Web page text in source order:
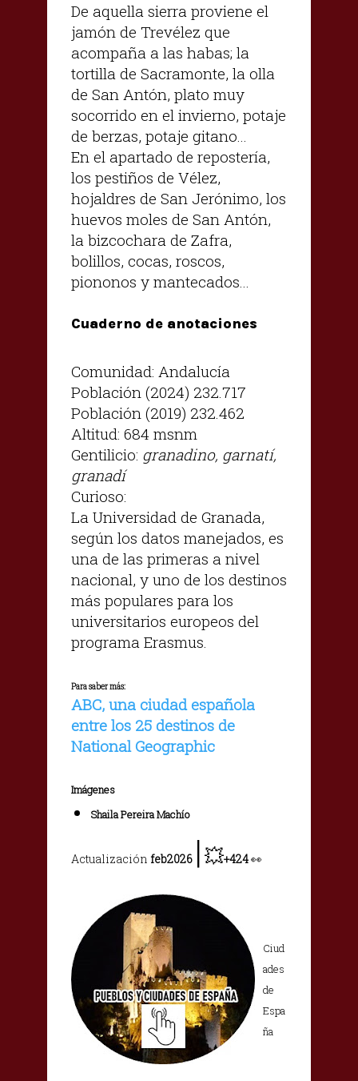
De aquella sierra proviene el
jamón de Trevélez que
acompaña a las habas; la
tortilla de Sacramonte, la olla
de San Antón, plato muy
socorrido en el invierno, potaje
de berzas, potaje gitano...
En el apartado de repostería,
los pestiños de Vélez,
hojaldres de San Jerónimo, los
huevos moles de San Antón,
la bizcochara de Zafra,
bolillos, cocas, roscos,
piononos y mantecados...
Cuaderno de anotaciones
Comunidad: Andalucía
Población (2024) 232.717
Población (2019) 232.462
Altitud: 684 msnm
Gentilicio: granadino, garnatí,
granadí
Curioso:
La Universidad de Granada,
según los datos manejados, es
una de las primeras a nivel
nacional, y uno de los destinos
más populares para los
universitarios europeos del
programa Erasmus.
Para saber más:
ABC, una ciudad española
entre los 25 destinos de
National Geographic
Imágenes
Shaila Pereira Machío
Actualización feb2026 |💥+424👀
Ciud
ades
de
Espa
ña